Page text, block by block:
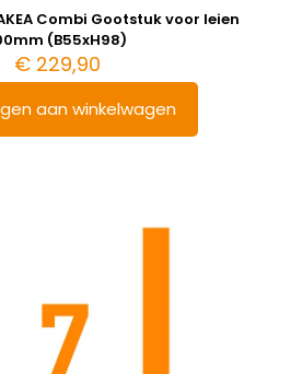
Combi Gootstuk voor leien
(B55xH98)
€229,90
aan winkelwagen